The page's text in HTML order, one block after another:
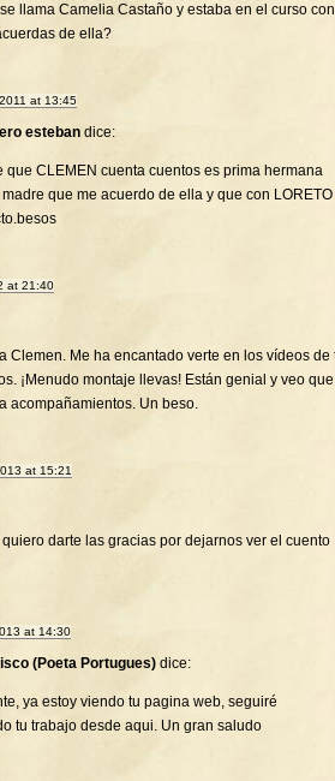
llama Camelia Castaño y estaba en el curso con
de ella?
at 13:45
esteban dice:
que CLEMEN cuenta cuentos es prima hermana
que me acuerdo de ella y que con LORETO
at 21:40
Clemen. Me ha encantado verte en los vídeos de
¡Menudo montaje llevas! Están genial y veo que
acompañamientos. Un beso.
at 15:21
darte las gracias por dejarnos ver el cuento
at 14:30
(Poeta Portugues) dice:
ya estoy viendo tu pagina web, seguiré
tu trabajo desde aqui. Un gran saludo